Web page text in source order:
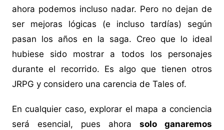
ahora podemos incluso nadar. Pero no dejan de
ser mejoras lógicas (e incluso tardías) según
pasan los años en la saga. Creo que lo ideal
hubiese sido mostrar a todos los personajes
durante el recorrido. Es algo que tienen otros
JRPG y considero una carencia de Tales of.
En cualquier caso, explorar el mapa a conciencia
será esencial, pues ahorasolo ganaremos